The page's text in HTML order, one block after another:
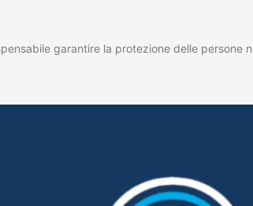
garantire la protezione delle persone